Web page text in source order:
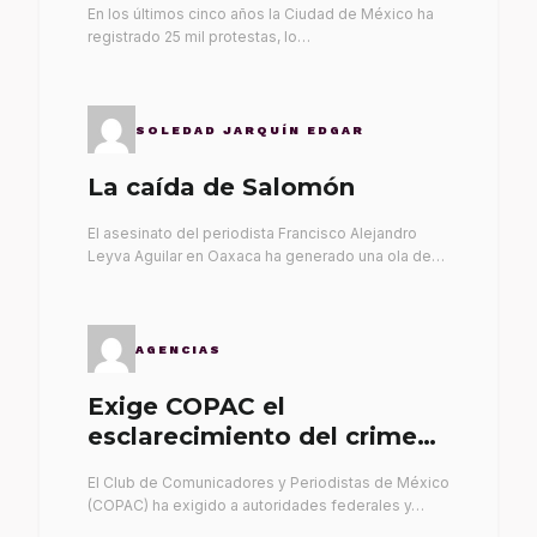
En los últimos cinco años la Ciudad de México ha
registrado 25 mil protestas, lo…
SOLEDAD JARQUÍN EDGAR
La caída de Salomón
El asesinato del periodista Francisco Alejandro
Leyva Aguilar en Oaxaca ha generado una ola de…
AGENCIAS
Exige COPAC el
esclarecimiento del crimen
El Club de Comunicadores y Periodistas de México
(COPAC) ha exigido a autoridades federales y…